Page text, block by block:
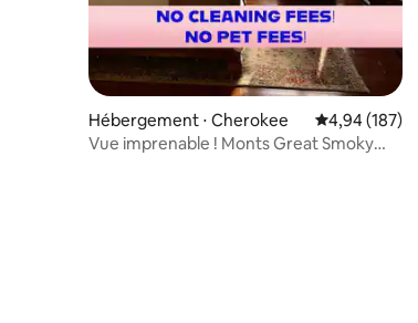
Hébergement ⋅ Cherokee Évaluation
4,94 (187)
Vue imprenable ! Monts Great Smoky